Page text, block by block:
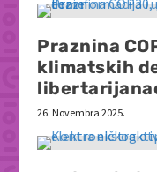
Praznina
klimatskih
26. Novembra 2025.